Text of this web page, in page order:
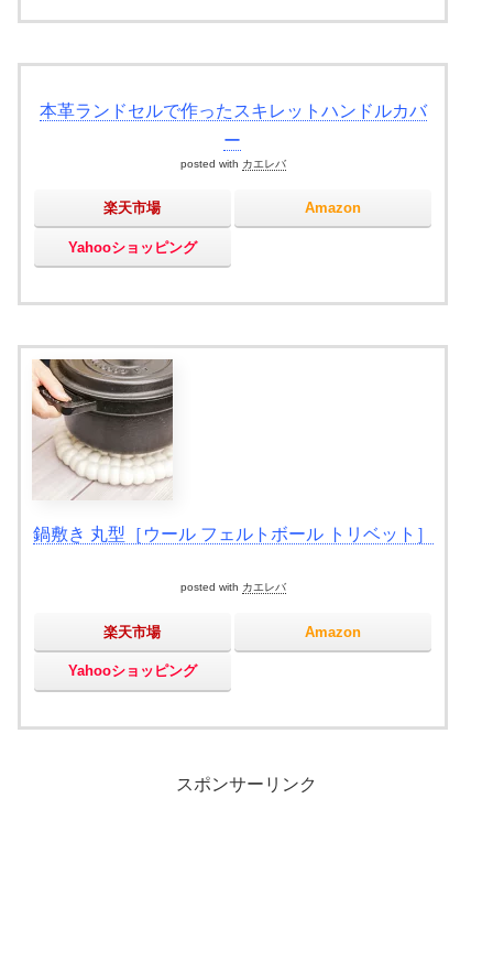
本革ランドセルで作ったスキレットハンドルカバ
ー
posted with カエレバ
楽天市場 Amazon
Yahooショッピング
鍋敷き 丸型［ウール フェルトボール トリベット］
posted with カエレバ
楽天市場 Amazon
Yahooショッピング
スポンサーリンク